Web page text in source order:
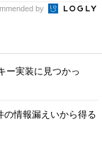
by
実装に見つかっ
情報漏えいから得る